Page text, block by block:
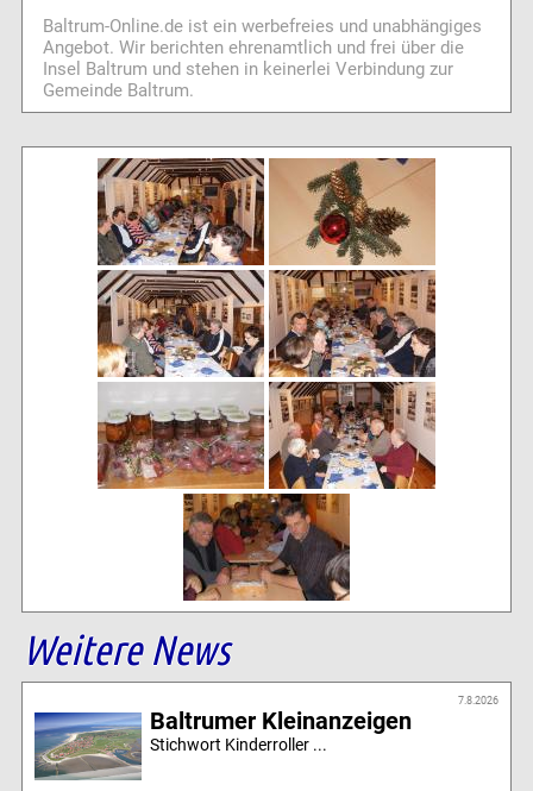
Baltrum-Online.de ist ein werbefreies und unabhängiges
Angebot. Wir berichten ehrenamtlich und frei über die
Insel Baltrum und stehen in keinerlei Verbindung zur
Gemeinde Baltrum.
Weitere News
7.8.2026
Baltrumer Kleinanzeigen
Stichwort Kinderroller ...